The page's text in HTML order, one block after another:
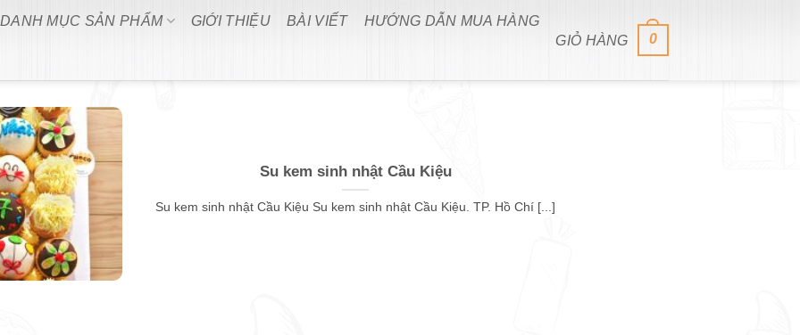
DANH MỤC SẢN PHẨM GIỚI THIỆU BÀI VIẾT
HƯỚNG DẪN MUA HÀNG
GIỎ HÀNG
0
Su kem sinh nhật Cầu Kiệu
Su kem sinh nhật Cầu Kiệu Su kem sinh nhật Cầu Kiệu. TP. Hồ Chí [...]